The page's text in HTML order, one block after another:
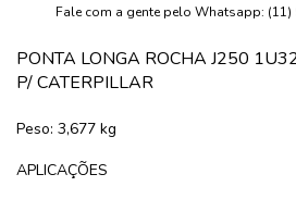
Fale com a gente pelo Whatsapp: (11)
PONTA LONGA ROCHA J250
P/ CATERPILLAR
Peso: 3,677 kg
APLICAÇÕES